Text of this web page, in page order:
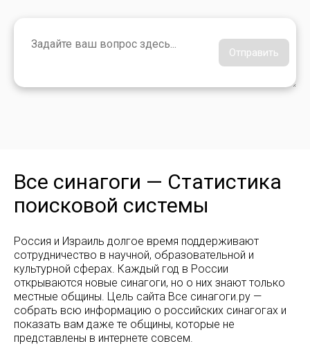
Отправить
Все синагоги — Статистика
поисковой системы
Россия и Израиль долгое время поддерживают
сотрудничество в научной, образовательной и
культурной сферах. Каждый год в России
открываются новые синагоги, но о них знают только
местные общины. Цель сайта Все синагоги.ру —
собрать всю информацию о российских синагогах и
показать вам даже те общины, которые не
представлены в интернете совсем.